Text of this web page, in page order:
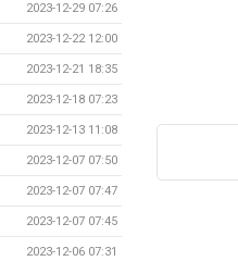
2023-12-29 07:26
2023-12-22 12:00
2023-12-21 18:35
2023-12-18 07:23
2023-12-13 11:08
2023-12-07 07:50
2023-12-07 07:47
2023-12-07 07:45
2023-12-06 07:31